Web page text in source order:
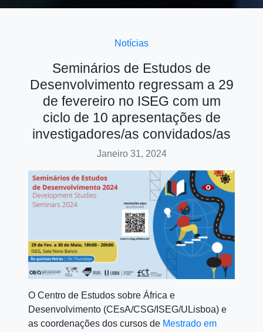
Notícias
Seminários de Estudos de
Desenvolvimento regressam a 29
de fevereiro no ISEG com um
ciclo de 10 apresentações de
investigadores/as convidados/as
Janeiro 31, 2024
O Centro de Estudos sobre África e
Desenvolvimento (CEsA/CSG/ISEG/ULisboa) e
as coordenações dos cursos de Mestrado em